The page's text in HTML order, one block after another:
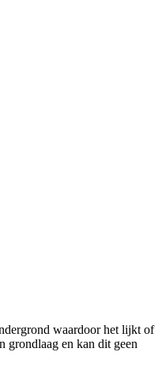
waardoor het lijkt of
grondlaag en kan dit geen